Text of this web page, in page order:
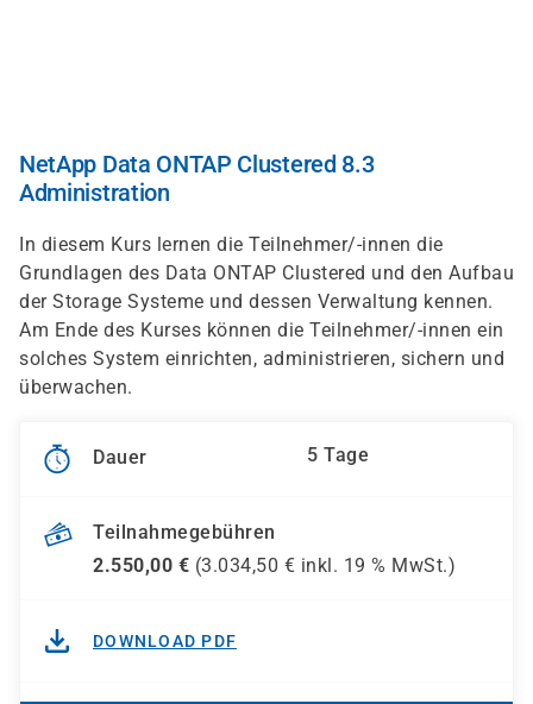
NetApp Data ONTAP Clustered 8.3
Administration
In diesem Kurs lernen die Teilnehmer/-innen die
Grundlagen des Data ONTAP Clustered und den Aufbau
der Storage Systeme und dessen Verwaltung kennen.
Am Ende des Kurses können die Teilnehmer/-innen ein
solches System einrichten, administrieren, sichern und
überwachen.
Dauer 5 Tage
Teilnahmegebühren
2.550,00 € (3.034,50 € inkl. 19 % MwSt.)
DOWNLOAD PDF